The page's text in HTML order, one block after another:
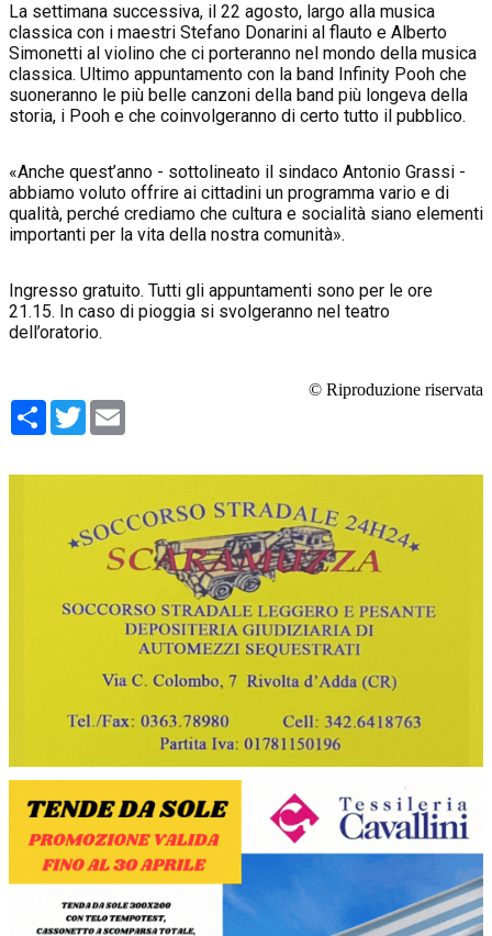
La settimana successiva, il 22 agosto, largo alla musica
classica con i maestri Stefano Donarini al flauto e Alberto
Simonetti al violino che ci porteranno nel mondo della musica
classica. Ultimo appuntamento con la band Infinity Pooh che
suoneranno le più belle canzoni della band più longeva della
storia, i Pooh e che coinvolgeranno di certo tutto il pubblico.
«Anche quest’anno - sottolineato il sindaco Antonio Grassi -
abbiamo voluto offrire ai cittadini un programma vario e di
qualità, perché crediamo che cultura e socialità siano elementi
importanti per la vita della nostra comunità».
Ingresso gratuito. Tutti gli appuntamenti sono per le ore
21.15. In caso di pioggia si svolgeranno nel teatro
dell’oratorio.
© Riproduzione riservata
Condividi
Twitter